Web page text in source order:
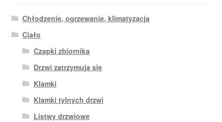
Chłodzenie, ogrzewanie, klimatyzacja
Ciało
Czapki zbiornika
Drzwi zatrzymują się
Klamki
Klamki tylnych drzwi
Listwy drzwiowe